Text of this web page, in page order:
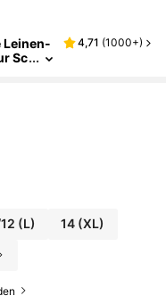
Leinen-
Sc
4,71 (1000+)
(L) 14 (XL)